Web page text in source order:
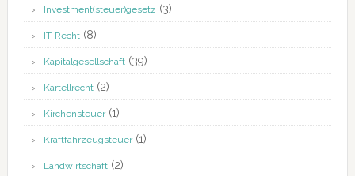
Investment(steuer)gesetz (3)
IT-Recht(8)
Kapitalgesellschaft(39)
Kartellrecht(2)
Kirchensteuer(1)
Kraftfahrzeugsteuer(1)
Landwirtschaft(2)